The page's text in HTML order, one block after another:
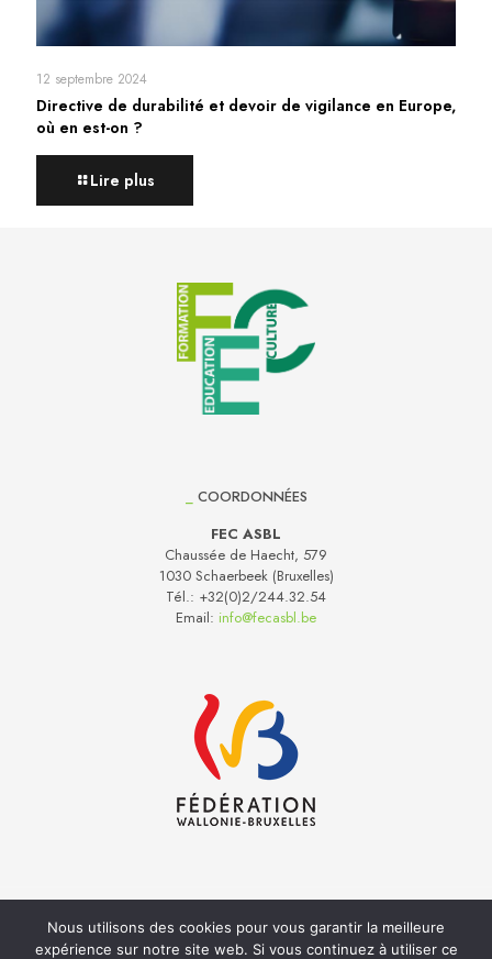
12 septembre 2024
Directive de durabilité et devoir de vigilance en Europe,
où en est-on ?
Lire plus
COORDONNÉES
FEC ASBL
Chaussée de Haecht, 579
1030 Schaerbeek (Bruxelles)
Tél.: +32(0)2/244.32.54
Email: info@fecasbl.be
Réalisation Inside- Hébergement webAnagramme
Nous utilisons des cookies pour vous garantir la meilleure
expérience sur notre site web. Si vous continuez à utiliser ce